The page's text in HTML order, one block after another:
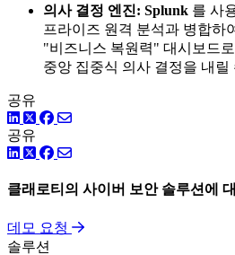
의사 결정 엔진: Splunk 를 사
프라이즈 원격 분석과 병합하
"비즈니스 복원력" 대시보드
중앙 집중식 의사 결정을 내릴
공유
링크드인
트위터페이스북
공유
링크드인
트위터페이스북
클래로티의 사이버 보안 솔루션에
데모 요청
솔루션